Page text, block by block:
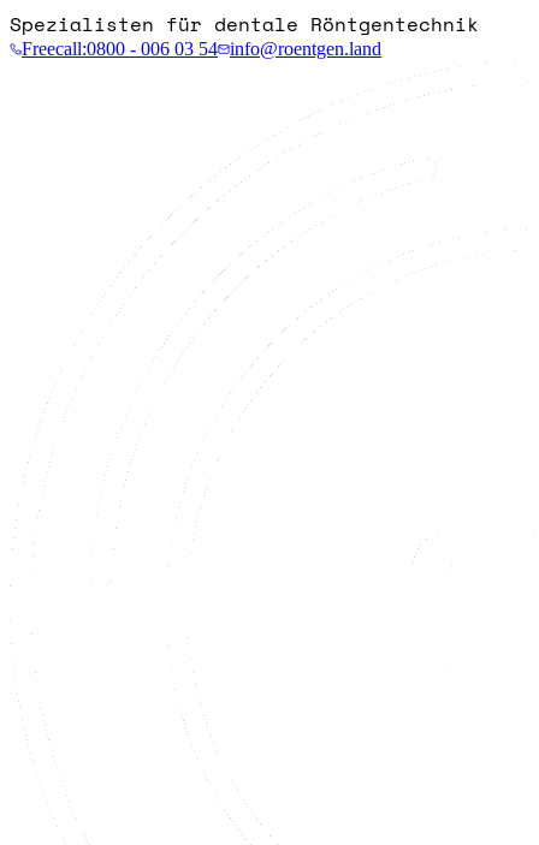
Spezialisten für dentale Röntgentechnik
Freecall:0800 - 006 03 54 info@roentgen.land